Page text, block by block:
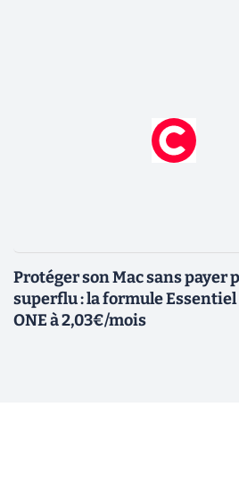
Protéger son Mac sans payer
superflu : la formule
ONE à 2,03€/mois